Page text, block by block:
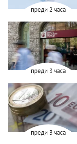
преди 2 часа
преди 3 часа
преди 3 часа